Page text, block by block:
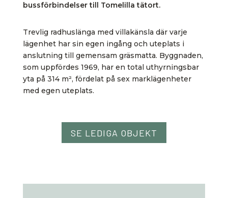
bussförbindelser till Tomelilla tätort.
Trevlig radhuslänga med villakänsla där varje
lägenhet har sin egen ingång och uteplats i
anslutning till gemensam gräsmatta. Byggnaden,
som uppfördes 1969, har en total uthyrningsbar
yta på 314 m², fördelat på sex marklägenheter
med egen uteplats.
SE LEDIGA OBJEKT